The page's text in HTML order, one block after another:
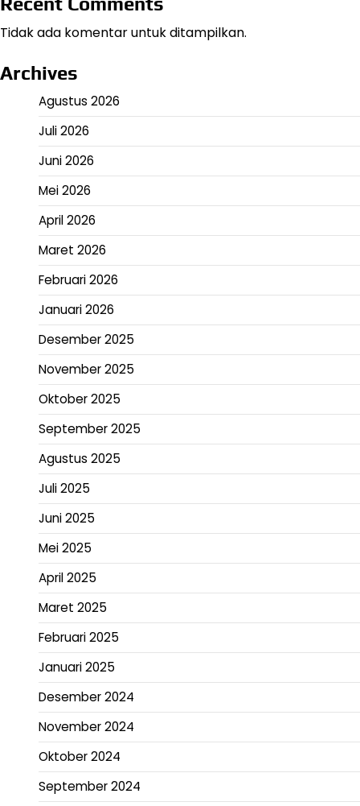
Tidak ada komentar untuk ditampilkan.
Archives
Agustus 2026
Juli 2026
Juni 2026
Mei 2026
April 2026
Maret 2026
Februari 2026
Januari 2026
Desember 2025
November 2025
Oktober 2025
September 2025
Agustus 2025
Juli 2025
Juni 2025
Mei 2025
April 2025
Maret 2025
Februari 2025
Januari 2025
Desember 2024
November 2024
Oktober 2024
September 2024